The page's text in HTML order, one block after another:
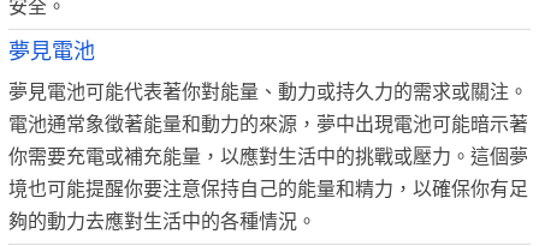
安全。
夢見電池
夢見電池可能代表著你對能量、動力或持久力的需求或關注。
電池通常象徵著能量和動力的來源，夢中出現電池可能暗示著
你需要充電或補充能量，以應對生活中的挑戰或壓力。這個夢
境也可能提醒你要注意保持自己的能量和精力，以確保你有足
夠的動力去應對生活中的各種情況。